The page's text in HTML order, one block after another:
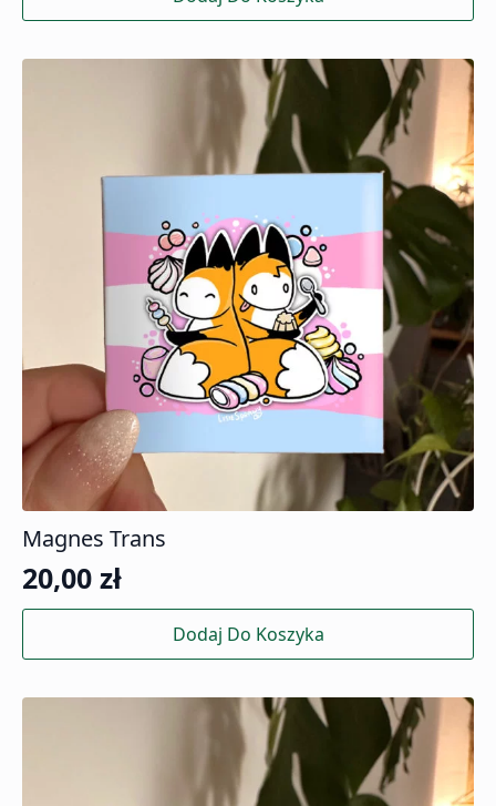
Magnes Trans
20,00 zł
Dodaj Do Koszyka